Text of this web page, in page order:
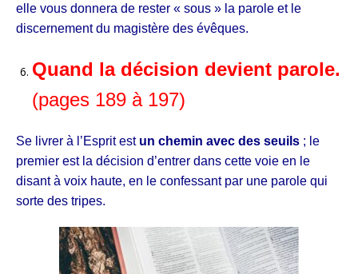
elle vous donnera de rester « sous » la parole et le
discernement du magistère des évêques.
Quand la décision devient parole.
(pages 189 à 197)
Se livrer à l’Esprit est un chemin avec des seuils ; le
premier est la décision d’entrer dans cette voie en le
disant à voix haute, en le confessant par une parole qui
sorte des tripes.